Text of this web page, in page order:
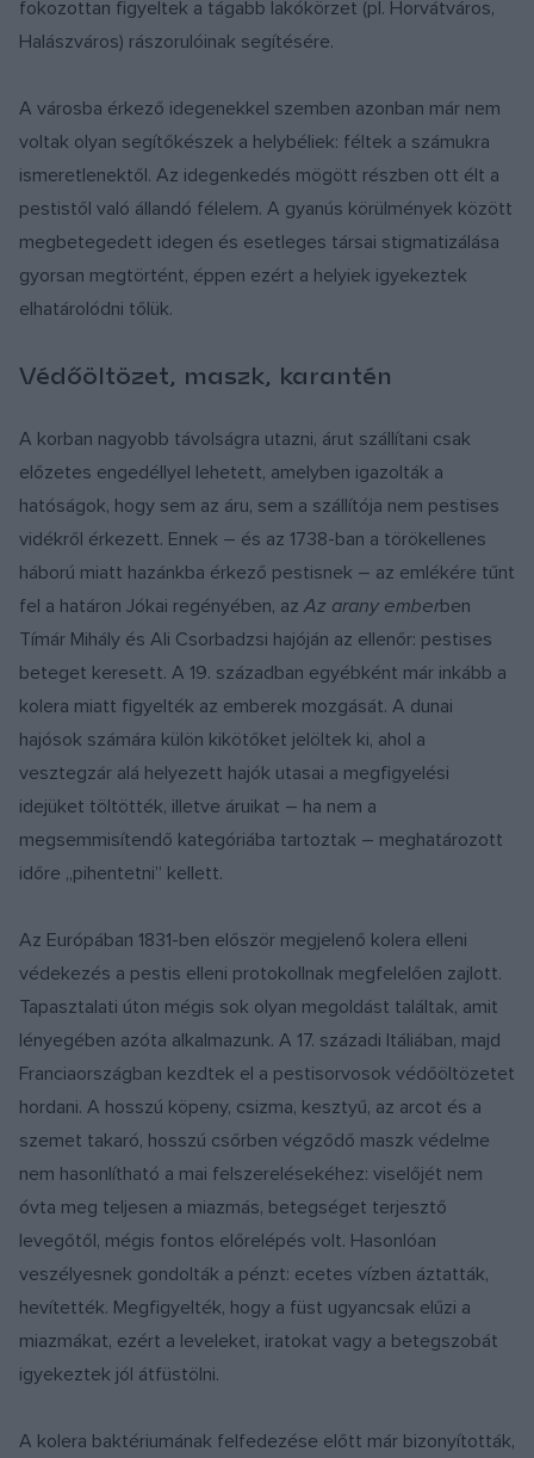
fokozottan figyeltek a tágabb lakókörzet (pl. Horvátváros,
Halászváros) rászorulóinak segítésére.
A városba érkező idegenekkel szemben azonban már nem
voltak olyan segítőkészek a helybéliek: féltek a számukra
ismeretlenektől. Az idegenkedés mögött részben ott élt a
pestistől való állandó félelem. A gyanús körülmények között
megbetegedett idegen és esetleges társai stigmatizálása
gyorsan megtörtént, éppen ezért a helyiek igyekeztek
elhatárolódni tőlük.
Védőöltözet, maszk, karantén
A korban nagyobb távolságra utazni, árut szállítani csak
előzetes engedéllyel lehetett, amelyben igazolták a
hatóságok, hogy sem az áru, sem a szállítója nem pestises
vidékről érkezett. Ennek – és az 1738-ban a törökellenes
háború miatt hazánkba érkező pestisnek – az emlékére tűnt
fel a határon Jókai regényében, azAz arany emberben
Tímár Mihály és Ali Csorbadzsi hajóján az ellenőr: pestises
beteget keresett. A 19. században egyébként már inkább a
kolera miatt figyelték az emberek mozgását. A dunai
hajósok számára külön kikötőket jelöltek ki, ahol a
vesztegzár alá helyezett hajók utasai a megfigyelési
idejüket töltötték, illetve áruikat – ha nem a
megsemmisítendő kategóriába tartoztak – meghatározott
időre „pihentetni” kellett.
Az Európában 1831-ben először megjelenő kolera elleni
védekezés a pestis elleni protokollnak megfelelően zajlott.
Tapasztalati úton mégis sok olyan megoldást találtak, amit
lényegében azóta alkalmazunk. A 17. századi Itáliában, majd
Franciaországban kezdtek el a pestisorvosok védőöltözetet
hordani. A hosszú köpeny, csizma, kesztyű, az arcot és a
szemet takaró, hosszú csőrben végződő maszk védelme
nem hasonlítható a mai felszerelésekéhez: viselőjét nem
óvta meg teljesen a miazmás, betegséget terjesztő
levegőtől, mégis fontos előrelépés volt. Hasonlóan
veszélyesnek gondolták a pénzt: ecetes vízben áztatták,
hevítették. Megfigyelték, hogy a füst ugyancsak elűzi a
miazmákat, ezért a leveleket, iratokat vagy a betegszobát
igyekeztek jól átfüstölni.
A kolera baktériumának felfedezése előtt már bizonyították,